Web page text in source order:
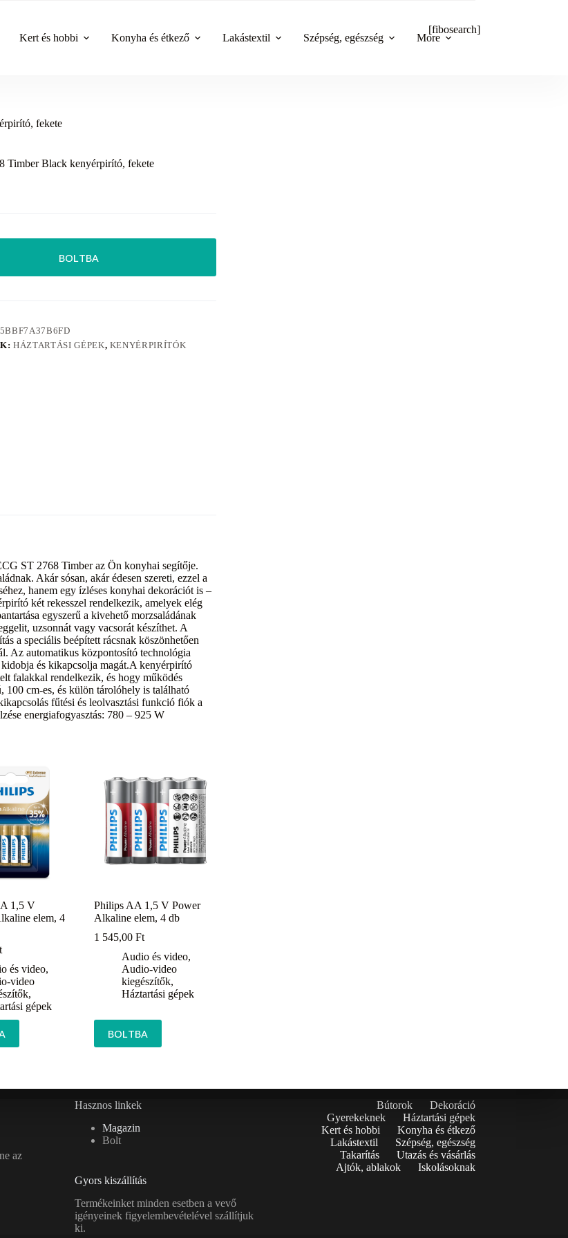
Kert és hobbi Konyha és étkező Lakástextil Szépség, egészség More
[fibosearch]
fekete
Timber Black kenyérpirító, fekete
BOLTBA
5BBF7A37B6FD
HÁZTARTÁSI GÉPEK, KENYÉRPIRÍTÓK
ST 2768 Timber az Ön konyhai segítője.
Akár sósan, akár édesen szereti, ezzel a
hanem egy ízléses konyhai dekorációt is –
két rekesszel rendelkezik, amelyek elég
egyszerű a kivehető morzsaládának
uzsonnát vagy vacsorát készíthet. A
a speciális beépített rácsnak köszönhetően
Az automatikus központosító technológia
és kikapcsolja magát.A kenyérpirító
falakkal rendelkezik, és hogy működés
100 cm-es, és külön tárolóhely is található
fűtési és leolvasztási funkció fiók a
energiafogyasztás: 780 – 925 W
1,5 V
elem, 4
és video,
video
,
gépek
Philips AA 1,5 V Power
Alkaline elem, 4 db
1 545,00Ft
Audio és video,
Audio-video
kiegészítők,
Háztartási gépek
BOLTBA
az
Hasznos linkek
Magazin
Bolt
Gyors kiszállítás
Termékeinket minden esetben a vevő
igényeinek figyelembevételével szállítjuk
ki.
Bútorok
Dekoráció
Gyerekeknek
Háztartási gépek
Kert és hobbi
Konyha és étkező
Lakástextil
Szépség, egészség
Takarítás
Utazás és vásárlás
Ajtók, ablakok
Iskolásoknak